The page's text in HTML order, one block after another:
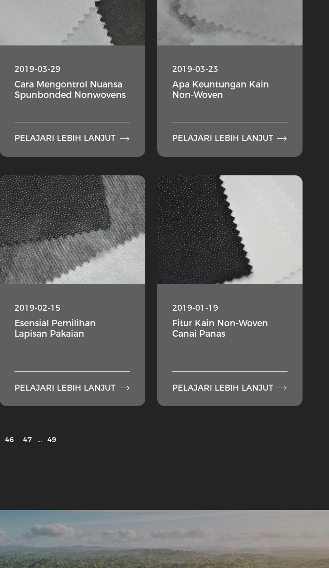
2019-03-29
Cara Mengontrol Nuansa
Spunbonded Nonwovens
PELAJARI LEBIH LANJUT 
2019-03-23
Apa Keuntungan Kain
Non-Woven
PELAJARI LEBIH LANJUT 
2019-02-15
Esensial Pemilihan
Lapisan Pakaian
PELAJARI LEBIH LANJUT 
2019-01-19
Fitur Kain Non-Woven
Canai Panas
PELAJARI LEBIH LANJUT 
46 47 ... 49